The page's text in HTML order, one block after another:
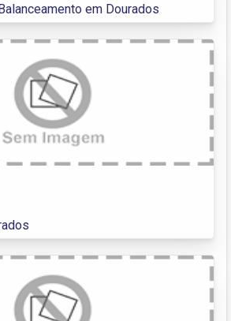
em Dourados